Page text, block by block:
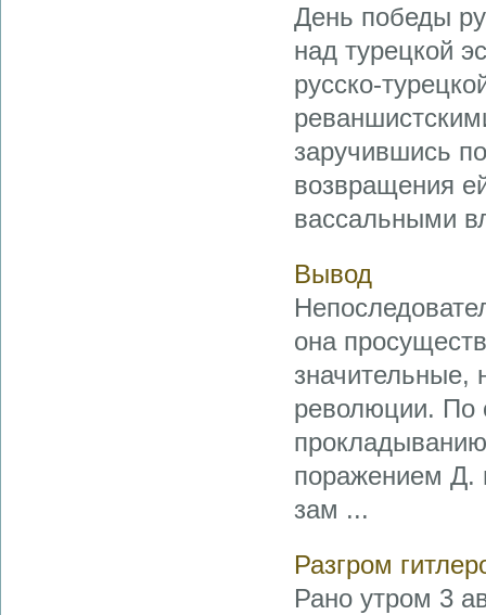
День победы
над турецкой
русско-
заручившись
возвращения
вассальными
Вывод
она
значительные,
революции. По
поражением Д.
зам ...
Разгром
Рано утром 3